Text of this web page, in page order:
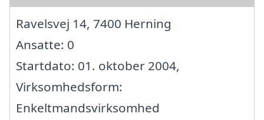
Ravelsvej 14, 7400 Herning
Ansatte: 0
Startdato: 01. oktober 2004,
Virksomhedsform:
Enkeltmandsvirksomhed